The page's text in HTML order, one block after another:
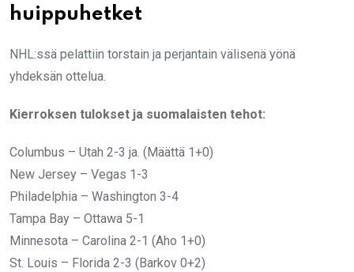
huippuhetket
NHL:ssä pelattiin torstain ja perjantain välisenä yönä
yhdeksän ottelua.
Kierroksen tulokset ja suomalaisten tehot:
Columbus – Utah 2-3 ja. (Määttä 1+0)
New Jersey – Vegas 1-3
Philadelphia – Washington 3-4
Tampa Bay – Ottawa 5-1
Minnesota – Carolina 2-1 (Aho 1+0)
St. Louis – Florida 2-3 (Barkov 0+2)